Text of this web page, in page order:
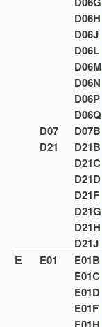
D06H
D06J
D06L
D06M
D06N
D06P
D06Q
D07 D07B
D21 D21B
D21C
D21D
D21F
D21G
D21H
D21J
E E01 E01B
E01C
E01D
E01F